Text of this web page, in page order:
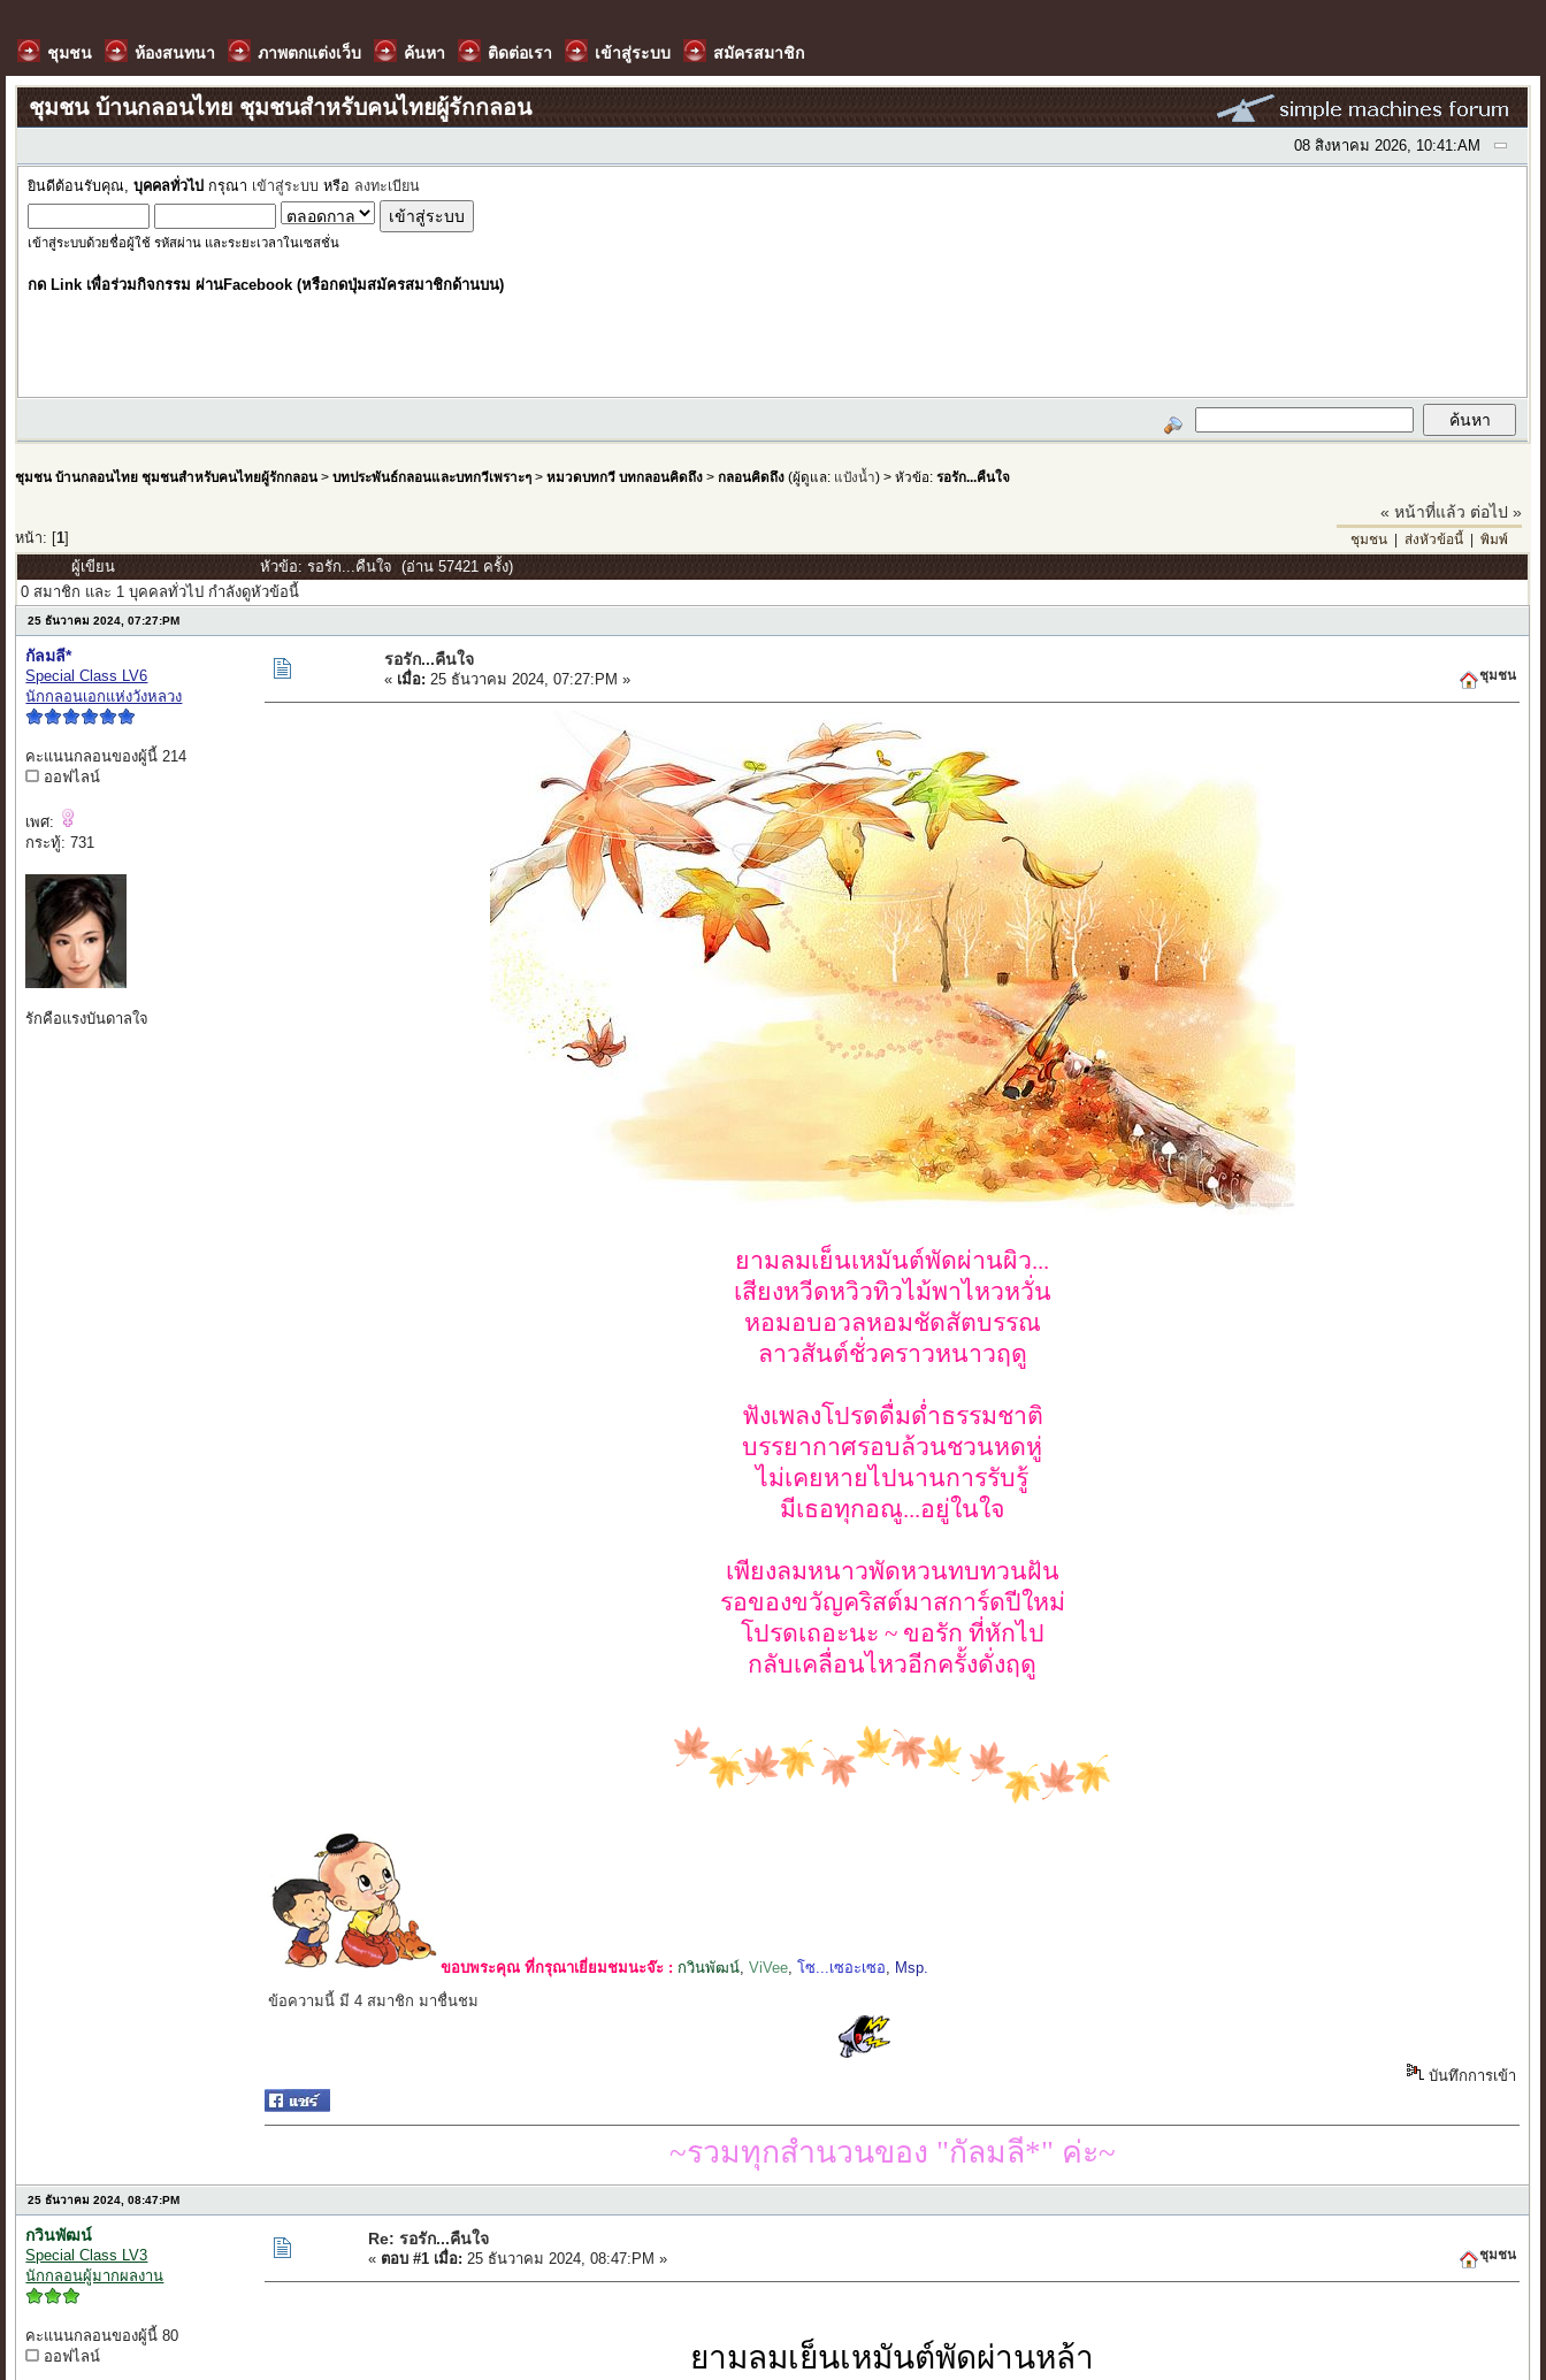
ชุมชน ห้องสนทนา ภาพตกแต่งเว็บ ค้นหา ติดต่อเรา เข้าสู่ระบบ สมัครสมาชิก
ชุมชน บ้านกลอนไทย ชุมชนสำหรับคนไทยผู้รักกลอน
08 สิงหาคม 2026, 10:41:AM
ยินดีต้อนรับคุณ,บุคคลทั่วไป กรุณา เข้าสู่ระบบ หรือ ลงทะเบียน
เข้าสู่ระบบด้วยชื่อผู้ใช้ รหัสผ่าน และระยะเวลาในเซสชั่น
กด Link เพื่อร่วมกิจกรรม ผ่านFacebook (หรือกดปุ่มสมัครสมาชิกด้านบน)
ชุมชน บ้านกลอนไทย ชุมชนสำหรับคนไทยผู้รักกลอน >บทประพันธ์กลอนและบทกวีเพราะๆ >หมวดบทกวี บทกลอนคิดถึง >กลอนคิดถึง (ผู้ดูแล: แป้งน้ำ) > หัวข้อ:รอรัก...คืนใจ
หน้า: [1
« หน้าที่แล้ว ต่อไป »
ชุมชน| ส่งหัวข้อนี้| พิมพ์
ผู้เขียน
หัวข้อ: รอรัก...คืนใจ (อ่าน 57421 ครั้ง)
0 สมาชิก และ 1 บุคคลทั่วไป กำลังดูหัวข้อนี้
25 ธันวาคม 2024, 07:27:PM
กัลมลี*
Special Class LV6
นักกลอนเอกแห่งวังหลวง
คะแนนกลอนของผู้นี้ 214
ออฟไลน์
เพศ:
กระทู้: 731
รักคือแรงบันดาลใจ
รอรัก...คืนใจ
« เมื่อ: 25 ธันวาคม 2024, 07:27:PM » ชุมชน
ยามลมเย็นเหมันต์พัดผ่านผิว...
เสียงหวีดหวิวทิวไม้พาไหวหวั่น
หอมอบอวลหอมชัดสัตบรรณ
ลาวสันต์ชั่วคราวหนาวฤดู
ฟังเพลงโปรดดื่มด่ำธรรมชาติ
บรรยากาศรอบล้วนชวนหดหู่
ไม่เคยหายไปนานการรับรู้
มีเธอทุกอณู...อยู่ในใจ
เพียงลมหนาวพัดหวนทบทวนฝัน
รอของขวัญคริสต์มาสการ์ดปีใหม่
โปรดเถอะนะ ~ ขอรัก ที่หักไป
กลับเคลื่อนไหวอีกครั้งดั่งฤดู
ขอบพระคุณ ที่กรุณาเยี่ยมชมนะจ๊ะ : กวินพัฒน์,ViVee,โซ...เซอะเซอ, Msp.
ข้อความนี้ มี 4 สมาชิก มาชื่นชม
บันทึกการเข้า
~รวมทุกสำนวนของ "กัลมลี*" ค่ะ~
25 ธันวาคม 2024, 08:47:PM
กวินพัฒน์
Special Class LV3
นักกลอนผู้มากผลงาน
คะแนนกลอนของผู้นี้ 80
ออฟไลน์
Re: รอรัก...คืนใจ
« ตอบ #1 เมื่อ: 25 ธันวาคม 2024, 08:47:PM » ชุมชน
ยามลมเย็นเหมันต์พัดผ่านหล้า